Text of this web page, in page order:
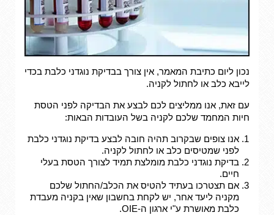
נכון ליום כתיבת המאמר, אין צורך בבדיקת נוגדני כלבת בכדי
לייבא כלב או לחתול לקניה.
עם זאת, אנו ממליצים לכם לבצע את הבדיקה לפני הטסת
חיות המחמד שלכם לקניה בשל העובדות הבאות:
אנו צופים שבקרוב תהיה חובה לבצע בדיקת נוגדני כלבת
לפני שמטיסים כלב או לחתול לקניה.
בדיקת נוגדני כלבת מומלצת תמיד לצורך הטסת בעלי
חיים.
אם תצטרכו בעתיד להטיס את הכלב/החתול שלכם
מקניה ליעד אחר, יש לקחת בחשבון שאין בקניה מעבדת
כלבת מאושרת ע"י ארגון ה-OIE.